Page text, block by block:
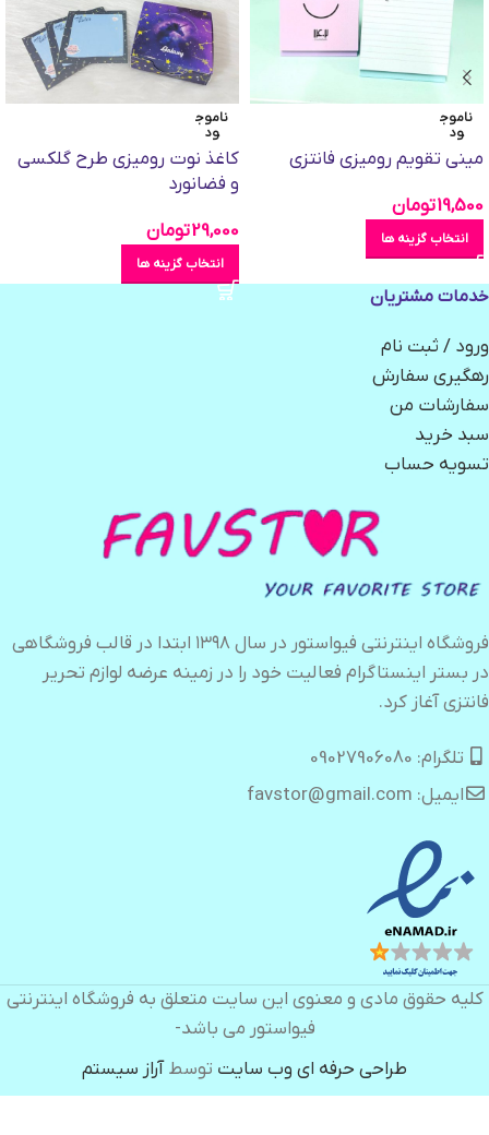
ناموج
ود
مینی تقویم رومیزی فانتزی
19,500تومان
انتخاب گزینه ها
ناموج
ود
کاغذ نوت رومیزی طرح گلکسی
و فضانورد
29,000تومان
انتخاب گزینه ها
خدمات مشتریان
ورود / ثبت نام
رهگیری سفارش
سفارشات من
سبد خرید
تسویه حساب
فروشگاه اینترنتی فیواستور در سال ۱۳۹۸ ابتدا در قالب فروشگاهی
در بستر اینستاگرام فعالیت خود را در زمینه عرضه لوازم تحریر
فانتزی آغاز کرد.
تلگرام: 09027906080
ایمیل: favstor@gmail.com
کلیه حقوق مادی و معنوی این سایت متعلق به فروشگاه اینترنتی
فیواستور می باشد-
طراحی حرفه ای وب سایت توسطآراز سیستم